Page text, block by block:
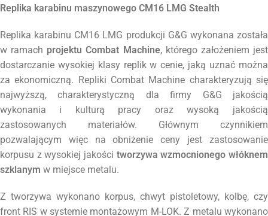
Replika karabinu maszynowego CM16 LMG Stealth
Replika karabinu CM16 LMG produkcji G&G wykonana została
w ramach projektu Combat Machine, którego założeniem jest
dostarczanie wysokiej klasy replik w cenie, jaką uznać można
za ekonomiczną. Repliki Combat Machine charakteryzują się
najwyższą, charakterystyczną dla firmy G&G jakością
wykonania i kulturą pracy oraz wysoką jakością
zastosowanych materiałów. Głównym czynnikiem
pozwalającym więc na obniżenie ceny jest zastosowanie
korpusu z wysokiej jakości tworzywa wzmocnionego włóknem
szklanym w miejsce metalu.
Z tworzywa wykonano korpus, chwyt pistoletowy, kolbę, czy
front RIS w systemie montażowym M-LOK. Z metalu wykonano